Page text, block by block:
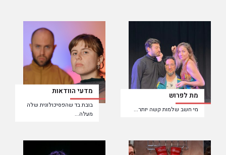
מת לפרוש
מי חשב שלמות קשה יותר...
מדעי הוודאות
בובת בד שהפסיכולוגית שלה
מעלה...